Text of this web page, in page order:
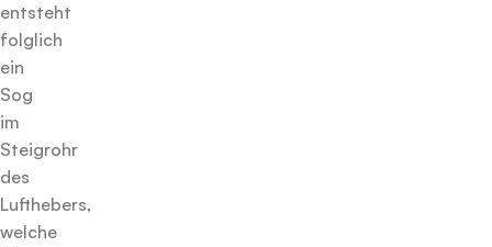
entsteht
folglich
ein
Sog
im
Steigrohr
des
Lufthebers,
welche